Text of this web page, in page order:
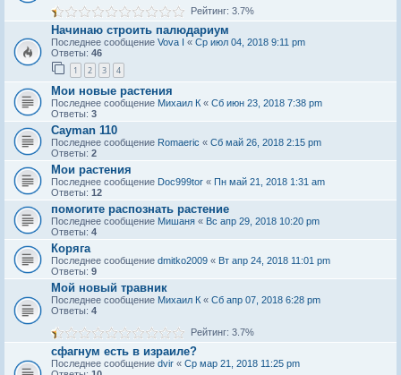
Рейтинг: 3.7%
Начинаю строить палюдариум
Последнее сообщение Vova I « Ср июл 04, 2018 9:11 pm
Ответы: 46
1 2 3 4
Мои новые растения
Последнее сообщение Михаил К « Сб июн 23, 2018 7:38 pm
Ответы: 3
Cayman 110
Последнее сообщение Romaeric « Сб май 26, 2018 2:15 pm
Ответы: 2
Мои растения
Последнее сообщение Doc999tor « Пн май 21, 2018 1:31 am
Ответы: 12
помогите распознать растение
Последнее сообщение Мишаня « Вс апр 29, 2018 10:20 pm
Ответы: 4
Коряга
Последнее сообщение dmitko2009 « Вт апр 24, 2018 11:01 pm
Ответы: 9
Мой новый травник
Последнее сообщение Михаил К « Сб апр 07, 2018 6:28 pm
Ответы: 4
Рейтинг: 3.7%
сфагнум есть в израиле?
Последнее сообщение dvir « Ср мар 21, 2018 11:25 pm